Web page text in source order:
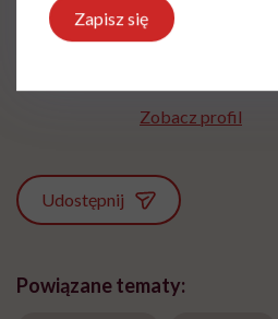
Dziennikarka,
reportażystka.
Zobacz profil
Udostępnij
Powiązane tematy:
Zapisz się